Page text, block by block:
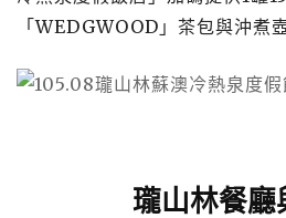
「WEDGWOOD」茶包與沖煮
瓏山林餐廳